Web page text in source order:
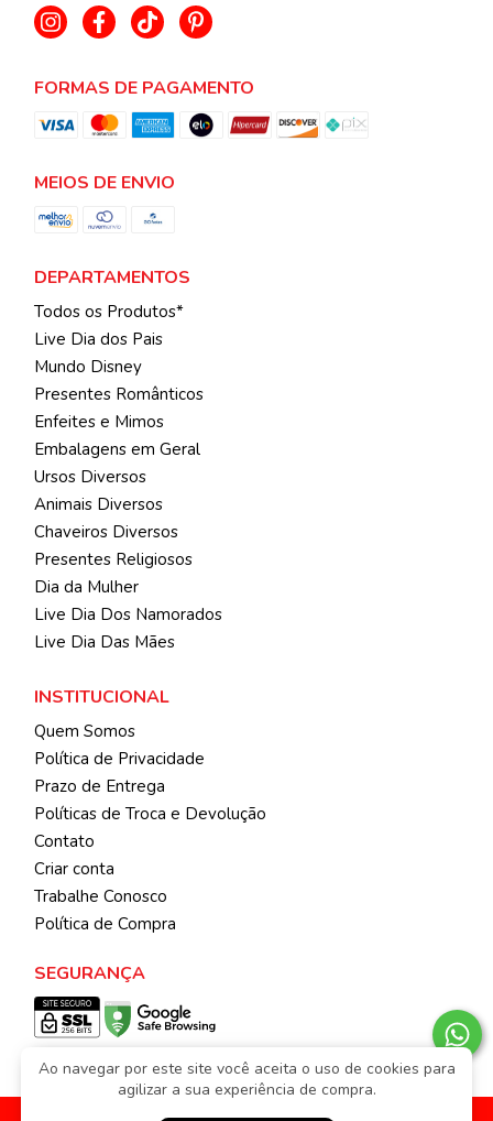
Ao navegar por este site você aceita o uso de cookies para
agilizar a sua experiência de compra.
FORMAS DE PAGAMENTO
MEIOS DE ENVIO
DEPARTAMENTOS
Todos os Produtos*
Live Dia dos Pais
Mundo Disney
Presentes Românticos
Enfeites e Mimos
Embalagens em Geral
Ursos Diversos
Animais Diversos
Chaveiros Diversos
Presentes Religiosos
Dia da Mulher
Live Dia Dos Namorados
Live Dia Das Mães
INSTITUCIONAL
Quem Somos
Política de Privacidade
Prazo de Entrega
Políticas de Troca e Devolução
Contato
Criar conta
Trabalhe Conosco
Política de Compra
SEGURANÇA